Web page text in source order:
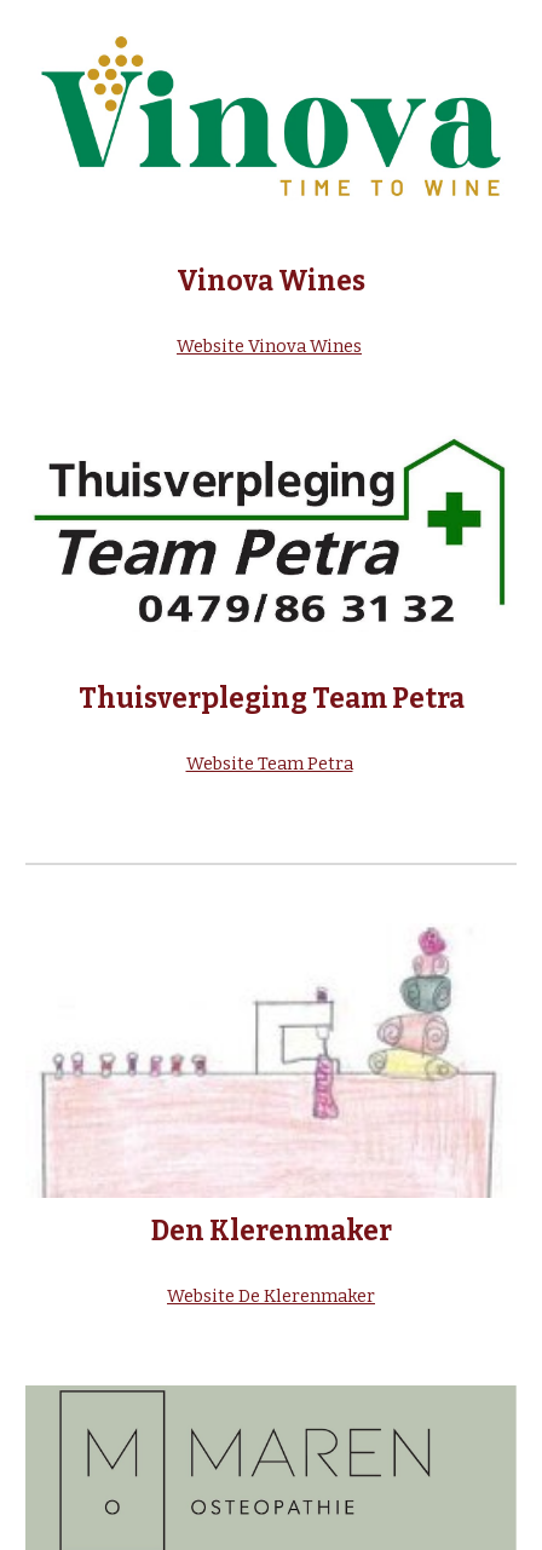
Vinova Wines
Website Vinova Wines
Thuisverpleging Team Petra
Website Team Petra
Den Klerenmaker
Website De Klerenmaker